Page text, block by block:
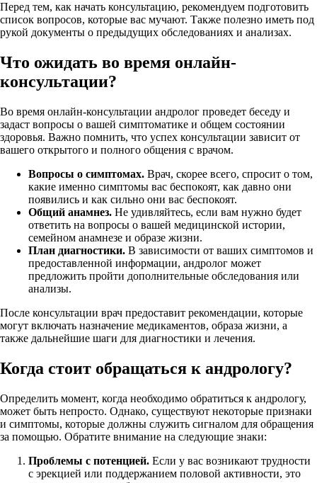
Перед тем, как начать консультацию, рекомендуем подготовить
список вопросов, которые вас мучают. Также полезно иметь под
рукой документы о предыдущих обследованиях и анализах.
Что ожидать во время онлайн-
консультации?
Во время онлайн-консультации андролог проведет беседу и
задаст вопросы о вашей симптоматике и общем состоянии
здоровья. Важно помнить, что успех консультации зависит от
вашего открытого и полного общения с врачом.
Вопросы о симптомах. Врач, скорее всего, спросит о том,
какие именно симптомы вас беспокоят, как давно они
появились и как сильно они вас беспокоят.
Общий анамнез. Не удивляйтесь, если вам нужно будет
ответить на вопросы о вашей медицинской истории,
семейном анамнезе и образе жизни.
План диагностики. В зависимости от ваших симптомов и
предоставленной информации, андролог может
предложить пройти дополнительные обследования или
анализы.
После консультации врач предоставит рекомендации, которые
могут включать назначение медикаментов, образа жизни, а
также дальнейшие шаги для диагностики и лечения.
Когда стоит обращаться к андрологу?
Определить момент, когда необходимо обратиться к андрологу,
может быть непросто. Однако, существуют некоторые признаки
и симптомы, которые должны служить сигналом для обращения
за помощью. Обратите внимание на следующие знаки:
Проблемы с потенцией. Если у вас возникают трудности
с эрекцией или поддержанием половой активности, это